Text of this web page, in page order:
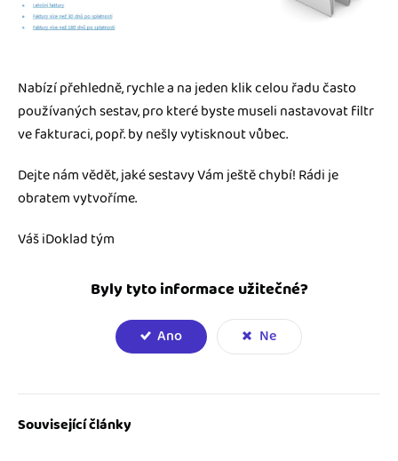
Nabízí přehledně, rychle a na jeden klik celou řadu často
používaných sestav, pro které byste museli nastavovat filtr
ve fakturaci, popř. by nešly vytisknout vůbec.
Dejte nám vědět, jaké sestavy Vám ještě chybí! Rádi je
obratem vytvoříme.
Váš iDoklad tým
Byly tyto informace užitečné?
Ano Ne
Související články